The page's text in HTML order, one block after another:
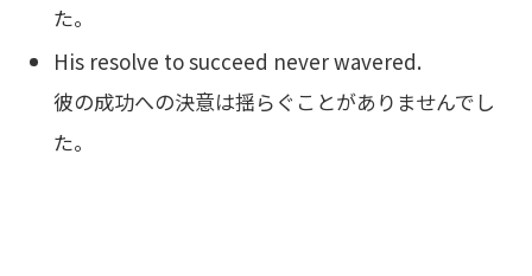
た。
His resolve to succeed never wavered.
彼の成功への決意は揺らぐことがありませんでし
た。